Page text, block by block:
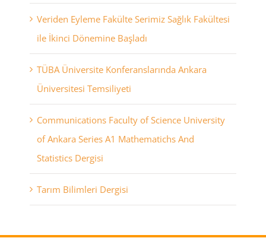
Veriden Eyleme Fakülte Serimiz Sağlık Fakültesi
ile İkinci Dönemine Başladı
TÜBA Üniversite Konferanslarında Ankara
Üniversitesi Temsiliyeti
Communications Faculty of Science University
of Ankara Series A1 Mathematichs And
Statistics Dergisi
Tarım Bilimleri Dergisi